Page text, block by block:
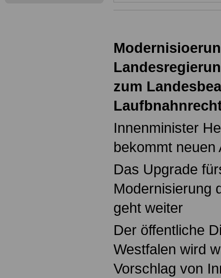
zum
Innenminister
bekommt neuen
Das Upgrade
Modernisierung
geht weiter
Der öffentliche
Westfalen wird
Vorschlag von